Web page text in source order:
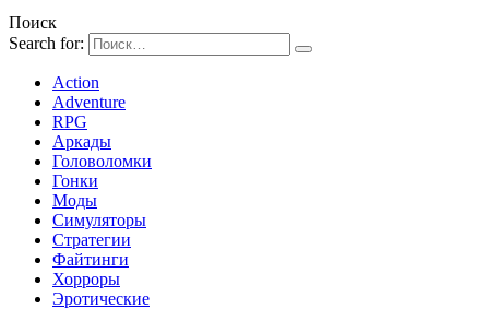
Поиск
Search for:
Action
Adventure
RPG
Аркады
Головоломки
Гонки
Моды
Симуляторы
Стратегии
Файтинги
Хорроры
Эротические